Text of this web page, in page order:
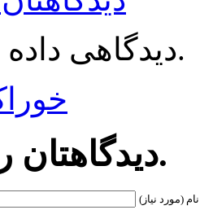
دیدگاهی داده نشده است.
دیدگاهتان را بیان کنید.
نام (مورد نیاز)